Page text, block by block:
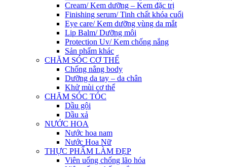
Cream/ Kem dưỡng – Kem đặc trị
Finishing serum/ Tinh chất khóa cuối
Eye care/ Kem dưỡng vùng da mắt
Lip Balm/ Dưỡng môi
Protection Uv/ Kem chống nắng
Sản phẩm khác
CHĂM SÓC CƠ THỂ
Chống nắng body
Dưỡng da tay – da chân
Khử mùi cơ thể
CHĂM SÓC TÓC
Dầu gội
Dầu xả
NƯỚC HOA
Nước hoa nam
Nước Hoa Nữ
THỰC PHẨM LÀM ĐẸP
Viên uống chống lão hóa